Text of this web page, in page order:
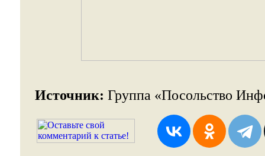
Источник: Группа «Посольство